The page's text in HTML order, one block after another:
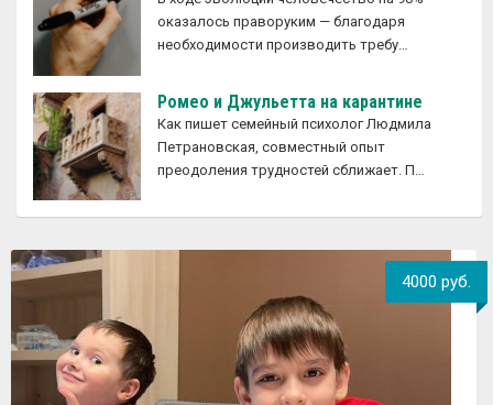
оказалось праворуким — благодаря
необходимости производить требу…
Ромео и Джульетта на карантине
Как пишет семейный психолог Людмила
Петрановская, совместный опыт
преодоления трудностей сближает. П…
4000 руб.